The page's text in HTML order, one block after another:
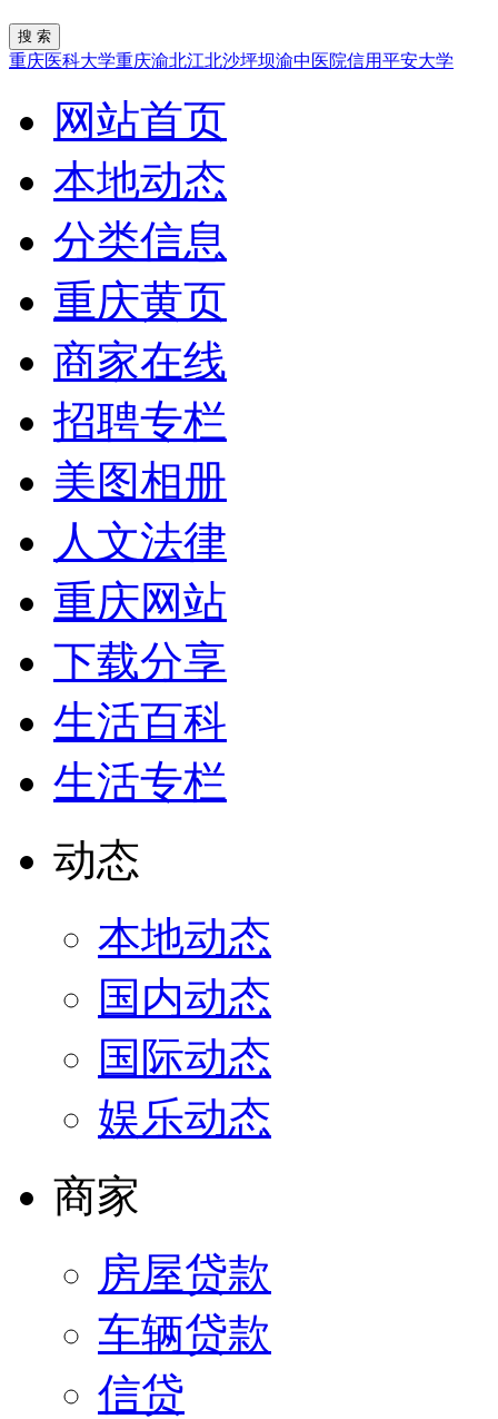
重庆医科大学重庆渝北江北沙坪坝渝中 医院信用平安大学
网站首页
本地动态
分类信息
重庆黄页
商家在线
招聘专栏
美图相册
人文法律
重庆网站
下载分享
生活百科
生活专栏
动态
本地动态
国内动态
国际动态
娱乐动态
商家
房屋贷款
车辆贷款
信贷